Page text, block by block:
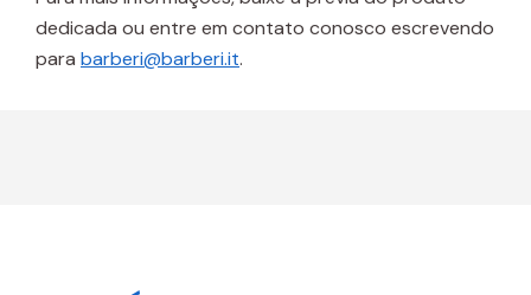
dedicada ou entre em contato conosco escrevendo
para barberi@barberi.it.